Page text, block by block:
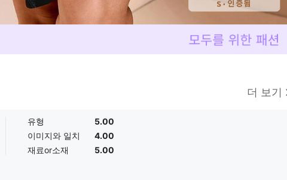
더 보기
유형
5.00
이미지와 일치
4.00
재료or소재
5.00